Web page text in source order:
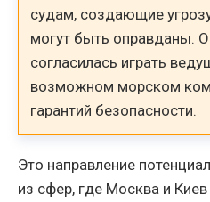
судам, создающие
могут быть оправданы.
согласилась играть
возможном морском
гарантий безопасности.
Это направление
из сфер, где Москва и